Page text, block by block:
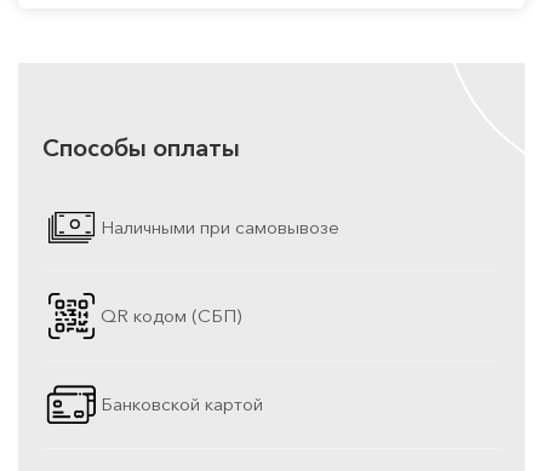
Способы оплаты
Наличными при самовывозе
QR кодом (СБП)
Банковской картой